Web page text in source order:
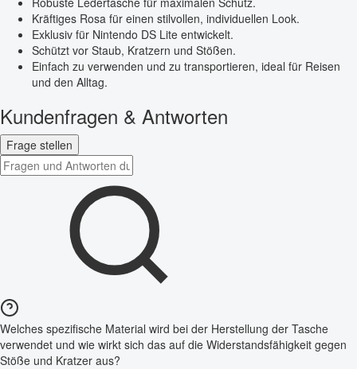
Kräftiges Rosa für einen stilvollen, individuellen Look.
Exklusiv für Nintendo DS Lite entwickelt.
Schützt vor Staub, Kratzern und Stößen.
Einfach zu verwenden und zu transportieren, ideal für Reisen
und den Alltag.
Kundenfragen & Antworten
Frage stellen
Welches spezifische Material wird bei der Herstellung der Tasche
verwendet und wie wirkt sich das auf die Widerstandsfähigkeit gegen
Stöße und Kratzer aus?